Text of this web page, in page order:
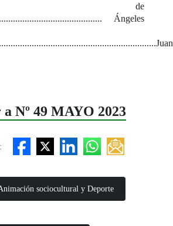
de
Ángeles
Nº 49 MAYO 2023
sociocultural y Deporte